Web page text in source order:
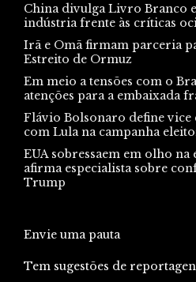
China divulga Livro Branco
indústria frente às críticas
Irã e Omã firmam parceria
Estreito de Ormuz
Em meio a tensões com o
atenções para a embaixada
Flávio Bolsonaro define vice
com Lula na campanha
EUA sobressaem em olho
afirma especialista sobre
Trump
Envie uma pauta
Tem sugestões de